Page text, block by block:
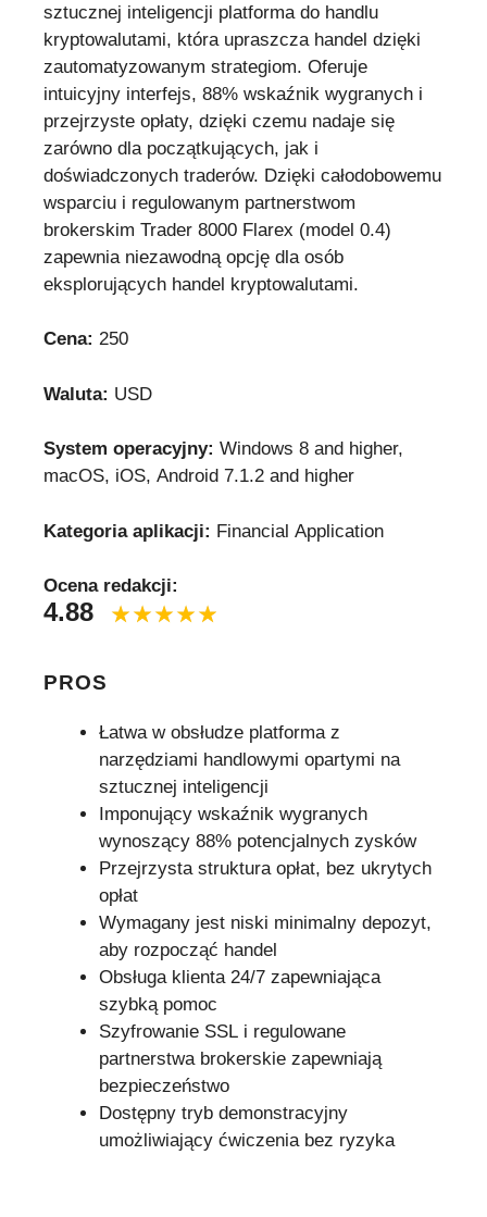
sztucznej inteligencji platforma do handlu
kryptowalutami, która upraszcza handel dzięki
zautomatyzowanym strategiom. Oferuje
intuicyjny interfejs, 88% wskaźnik wygranych i
przejrzyste opłaty, dzięki czemu nadaje się
zarówno dla początkujących, jak i
doświadczonych traderów. Dzięki całodobowemu
wsparciu i regulowanym partnerstwom
brokerskim Trader 8000 Flarex (model 0.4)
zapewnia niezawodną opcję dla osób
eksplorujących handel kryptowalutami.
Cena: 250
Waluta: USD
System operacyjny: Windows 8 and higher,
macOS, iOS, Android 7.1.2 and higher
Kategoria aplikacji: Financial Application
Ocena redakcji:
4.88
PROS
Łatwa w obsłudze platforma z
narzędziami handlowymi opartymi na
sztucznej inteligencji
Imponujący wskaźnik wygranych
wynoszący 88% potencjalnych zysków
Przejrzysta struktura opłat, bez ukrytych
opłat
Wymagany jest niski minimalny depozyt,
aby rozpocząć handel
Obsługa klienta 24/7 zapewniająca
szybką pomoc
Szyfrowanie SSL i regulowane
partnerstwa brokerskie zapewniają
bezpieczeństwo
Dostępny tryb demonstracyjny
umożliwiający ćwiczenia bez ryzyka